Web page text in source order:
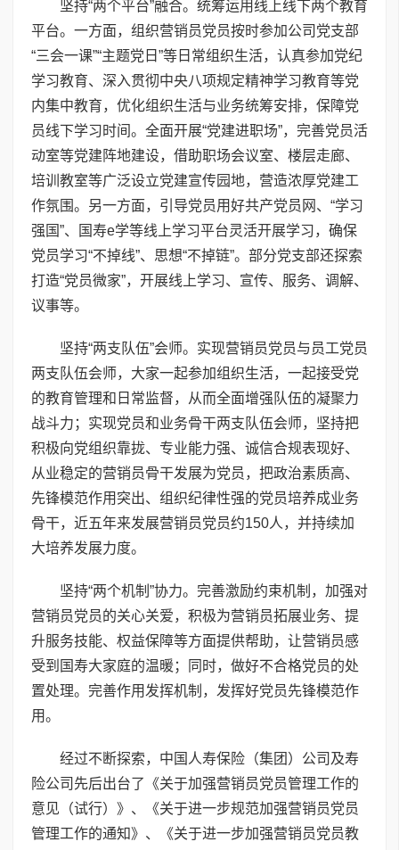
坚持“两个平台”融合。统筹运用线上线下两个教育
平台。一方面，组织营销员党员按时参加公司党支部
“三会一课”“主题党日”等日常组织生活，认真参加党纪
学习教育、深入贯彻中央八项规定精神学习教育等党
内集中教育，优化组织生活与业务统筹安排，保障党
员线下学习时间。全面开展“党建进职场”，完善党员活
动室等党建阵地建设，借助职场会议室、楼层走廊、
培训教室等广泛设立党建宣传园地，营造浓厚党建工
作氛围。另一方面，引导党员用好共产党员网、“学习
强国”、国寿e学等线上学习平台灵活开展学习，确保
党员学习“不掉线”、思想“不掉链”。部分党支部还探索
打造“党员微家”，开展线上学习、宣传、服务、调解、
议事等。
坚持“两支队伍”会师。实现营销员党员与员工党员
两支队伍会师，大家一起参加组织生活，一起接受党
的教育管理和日常监督，从而全面增强队伍的凝聚力
战斗力；实现党员和业务骨干两支队伍会师，坚持把
积极向党组织靠拢、专业能力强、诚信合规表现好、
从业稳定的营销员骨干发展为党员，把政治素质高、
先锋模范作用突出、组织纪律性强的党员培养成业务
骨干，近五年来发展营销员党员约150人，并持续加
大培养发展力度。
坚持“两个机制”协力。完善激励约束机制，加强对
营销员党员的关心关爱，积极为营销员拓展业务、提
升服务技能、权益保障等方面提供帮助，让营销员感
受到国寿大家庭的温暖；同时，做好不合格党员的处
置处理。完善作用发挥机制，发挥好党员先锋模范作
用。
经过不断探索，中国人寿保险（集团）公司及寿
险公司先后出台了《关于加强营销员党员管理工作的
意见（试行）》、《关于进一步规范加强营销员党员
管理工作的通知》、《关于进一步加强营销员党员教